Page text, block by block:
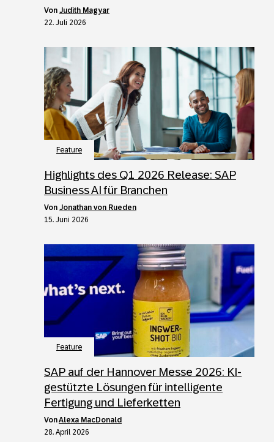
von Judith Magyar
22. Juli 2026
Feature
Highlights des Q1 2026 Release: SAP
Business AI für Branchen
von Jonathan von Rueden
15. Juni 2026
Feature
SAP auf der Hannover Messe 2026: KI-
gestützte Lösungen für intelligente
Fertigung und Lieferketten
vonAlexa MacDonald
28. April 2026